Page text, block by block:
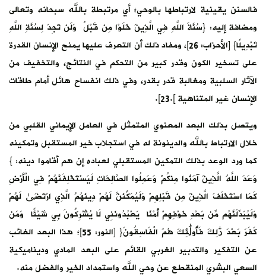
فالسنن يقينية لارتباطها بالوحي؛ أي مرتبطة بالله سبحانه وتعالى
ومضافة إليه: {سُنَّةَ اللَّهِ فِي الَّذِينَ خَلَوْا مِن قَبْلُ وَلَن تَجِدَ لِسُنَّةِ اللَّهِ
تَبْدِيلًا} [الأحزاب: 26]، ومفاد ذلك أن التعرف عليها يمنح الإنسان القدرة
على تسخير الكون وقدر كبير من التحكم في النتائج، والتخفيف من
الآثار السلبية ومغالبة قدر بقدر، وفي ذلك انفساح هائل أمام طاقات
الإنسان غير المتناهية ].23].
ويتصل بذلك البعد المعنوي المتمثل في العامل الإيماني القلبي من
خلال الارتباط بالله والدينونة له في استجلاب خير المستقبل وتمكينه
كما ورد الوعد بذلك التمكين المستقبلي لعباده إن هم أقاموا دينه: }
وَعَدَ اللَّهُ الَّذِينَ آمَنُوا مِنكُمْ وَعَمِلُوا الصَّالِحَاتِ لَيَسْتَخْلِفَنَّهُمْ فِي الْأَرْضِ
كَمَا اسْتَخْلَفَ الَّذِينَ مِن قَبْلِهِمْ وَلَيُمَكِّنَنَّ لَهُمْ دِينَهُمُ الَّذِي ارْتَضَىٰ لَهُمْ
وَلَيُبَدِّلَنَّهُم مِّن بَعْدِ خَوْفِهِمْ أَمْنًا يَعْبُدُونَنِي لَا يُشْرِكُونَ بِي شَيْئًا وَمَن
كَفَرَ بَعْدَ ذَٰلِكَ فَأُولَٰئِكَ هُمُ الْفَاسِقُونَ{ [النور: 55]؛ هذا البعد الغائب
عن التفكير والتدبير الغربي القائم على البعد المادي وديناميكية
السعي البشري المنقطع عن وحي الله واستمداد الخير والفضل منه.